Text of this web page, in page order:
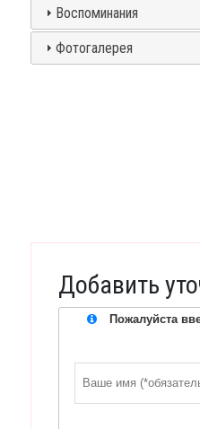
Воспоминания
Фотогалерея
Добавить
Пожалуйста